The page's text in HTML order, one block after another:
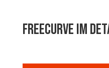
Freecurve im